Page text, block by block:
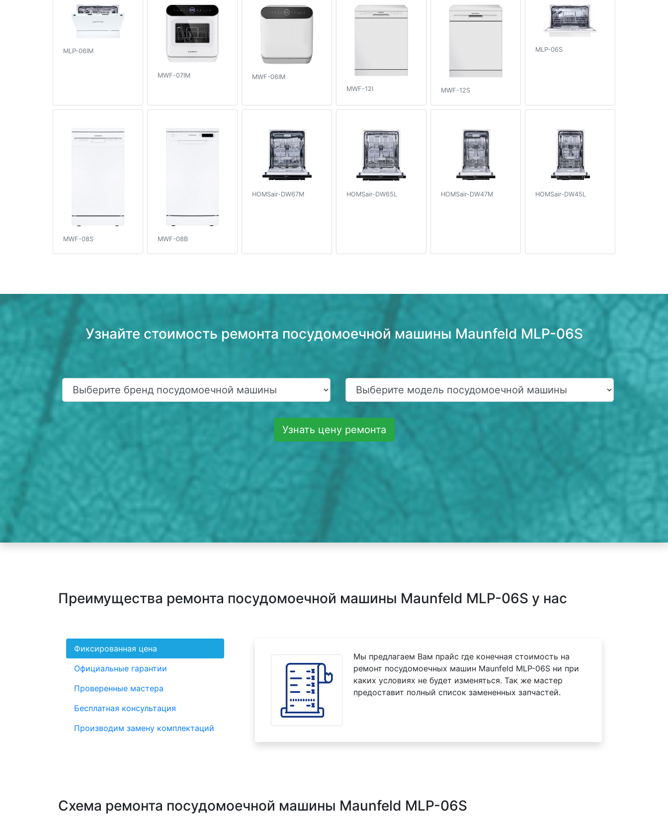
MLP-06IM
MWF-07IM
MWF-06IM
MWF-12I
MWF-12S
MLP-06S
MWF-08S MWF-08B
HOMSair-DW67M HOMSair-DW65L HOMSair-DW47M HOMSair-DW45L
Узнайте стоимость ремонта посудомоечной машины Maunfeld MLP-06S
Узнать цену ремонта
Преимущества ремонта посудомоечной машины Maunfeld MLP-06S у нас
Фиксированная цена
Официальные гарантии
Проверенные мастера
Бесплатная консультация
Производим замену комплектаций
Мы предлагаем Вам прайс где конечная стоимость на
ремонт посудомоечных машин Maunfeld MLP-06S ни при
каких условиях не будет изменяться. Так же мастер
предоставит полный список замененных запчастей.
Схема ремонта посудомоечной машины Maunfeld MLP-06S